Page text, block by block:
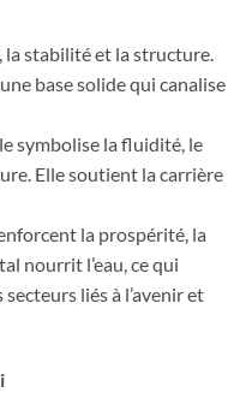
la stabilité et la structure.
base solide qui canalise
symbolise la fluidité, le
Elle soutient la carrière
la prospérité, la
nourrit l’eau, ce qui
liés à l’avenir et